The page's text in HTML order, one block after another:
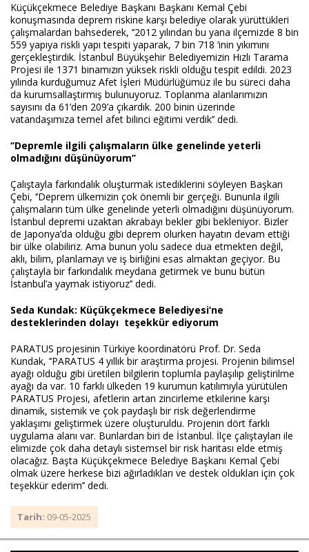
Küçükçekmece Belediye Başkanı Başkanı Kemal Çebi
konuşmasında deprem riskine karşı belediye olarak yürüttükleri
çalışmalardan bahsederek, ‘’2012 yılından bu yana ilçemizde 8 bin
559 yapıya riskli yapı tespiti yaparak, 7 bin 718 ’inin yıkımını
gerçekleştirdik. İstanbul Büyükşehir Belediyemizin Hızlı Tarama
Projesi ile 1371 binamızın yüksek riskli olduğu tespit edildi. 2023
yılında kurduğumuz Afet İşleri Müdürlüğümüz ile bu süreci daha
da kurumsallaştırmış bulunuyoruz. Toplanma alanlarımızın
sayısını da 61’den 209’a çıkardık. 200 binin üzerinde
vatandaşımıza temel afet bilinci eğitimi verdik’’ dedi.
‘’Depremle ilgili çalışmaların ülke genelinde yeterli
olmadığını düşünüyorum’’
Çalıştayla farkındalık oluşturmak istediklerini söyleyen Başkan
Çebi, ‘’Deprem ülkemizin çok önemli bir gerçeği. Bununla ilgili
çalışmaların tüm ülke genelinde yeterli olmadığını düşünüyorum.
İstanbul depremi uzaktan akrabayı bekler gibi bekleniyor. Bizler
de Japonya’da olduğu gibi deprem olurken hayatın devam ettiği
bir ülke olabiliriz. Ama bunun yolu sadece dua etmekten değil,
aklı, bilim, planlamayı ve iş birliğini esas almaktan geçiyor. Bu
çalıştayla bir farkındalık meydana getirmek ve bunu bütün
İstanbul’a yaymak istiyoruz’’ dedi.
Seda Kundak: Küçükçekmece Belediyesi’ne
desteklerinden dolayı teşekkür ediyorum
PARATUS projesinin Türkiye koordinatörü Prof. Dr. Seda
Kundak, ‘’PARATUS 4 yıllık bir araştırma projesi. Projenin bilimsel
ayağı olduğu gibi üretilen bilgilerin toplumla paylaşılıp geliştirilme
ayağı da var. 10 farklı ülkeden 19 kurumun katılımıyla yürütülen
PARATUS Projesi, afetlerin artan zincirleme etkilerine karşı
dinamik, sistemik ve çok paydaşlı bir risk değerlendirme
yaklaşımı geliştirmek üzere oluşturuldu. Projenin dört farklı
uygulama alanı var. Bunlardan biri de İstanbul. İlçe çalıştayları ile
elimizde çok daha detaylı sistemsel bir risk haritası elde etmiş
olacağız. Başta Küçükçekmece Belediye Başkanı Kemal Çebi
olmak üzere herkese bizi ağırladıkları ve destek oldukları için çok
teşekkür ederim’’ dedi.
Tarih: 09-05-2025